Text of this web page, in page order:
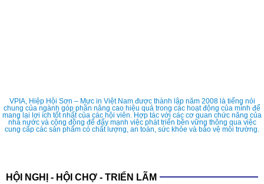
VPIA, Hiệp Hội Sơn – Mực in Việt Nam được thành lập năm 2008 là tiếng nói
chung của ngành góp phần nâng cao hiệu quả trong các hoạt động của mình để
mang lại lợi ích tốt nhất của các hội viên. Hợp tác với các cơ quan chức năng của
nhà nước và cộng đồng để đẩy mạnh việc phát triển bền vững thông qua việc
cung cấp các sản phẩm có chất lượng, an toàn, sức khỏe và bảo vệ môi trường.
HỘI NGHỊ - HỘI CHỢ - TRIỂN LÃM